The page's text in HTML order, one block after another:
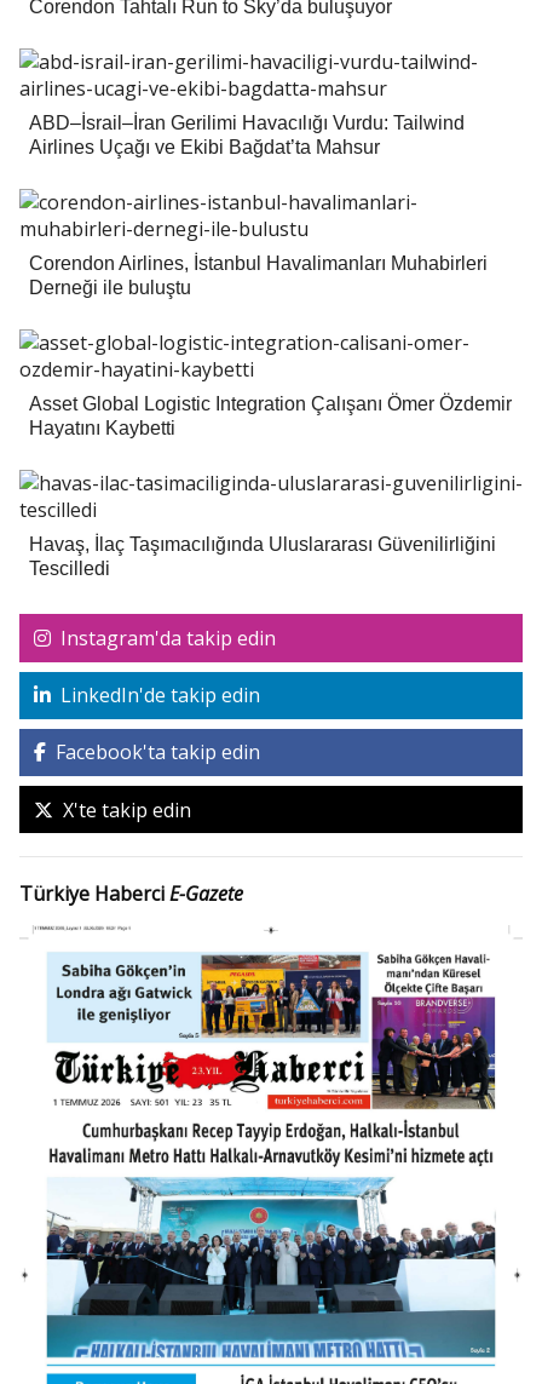
Corendon Tahtalı Run to Sky’da buluşuyor
ABD–İsrail–İran Gerilimi Havacılığı Vurdu: Tailwind
Airlines Uçağı ve Ekibi Bağdat’ta Mahsur
Corendon Airlines, İstanbul Havalimanları Muhabirleri
Derneği ile buluştu
Asset Global Logistic Integration Çalışanı Ömer Özdemir
Hayatını Kaybetti
Havaş, İlaç Taşımacılığında Uluslararası Güvenilirliğini
Tescilledi
Instagram'da takip edin
LinkedIn'de takip edin
Facebook'ta takip edin
X'te takip edin
Türkiye HaberciE-Gazete